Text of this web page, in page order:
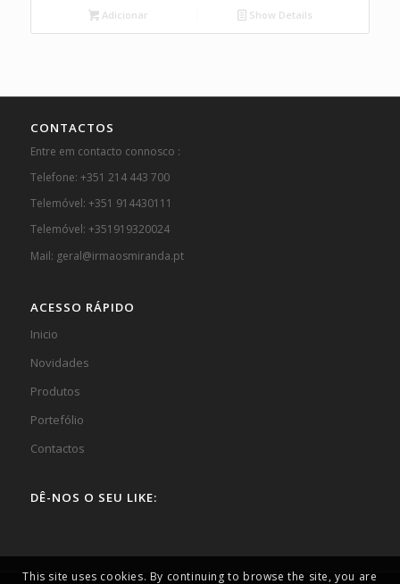
Adicionar Show Details
CONTACTOS
Entre em contacto connosco :
Telefone: +351 214 443 700
Telemóvel: +351 914430111
Telemóvel: +351919320024
Mail: geral@irmaosmiranda.pt
ACESSO RÁPIDO
Inicio
Novidades
Produtos
Portefólio
Contactos
DÊ-NOS O SEU LIKE:
This site uses cookies. By continuing to browse the site, you are